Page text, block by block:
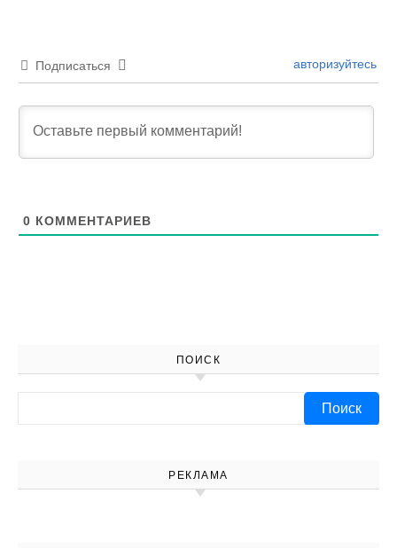
Подписаться авторизуйтесь
0 КОММЕНТАРИЕВ
ПОИСК
РЕКЛАМА